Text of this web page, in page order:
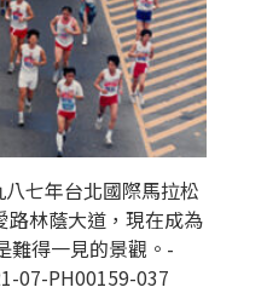
七年台北國際馬拉松
林蔭大道，現在成為
難得一見的景觀。-
07-PH00159-037